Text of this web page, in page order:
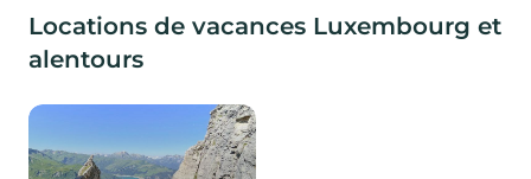
Locations de vacances Luxembourg et
alentours